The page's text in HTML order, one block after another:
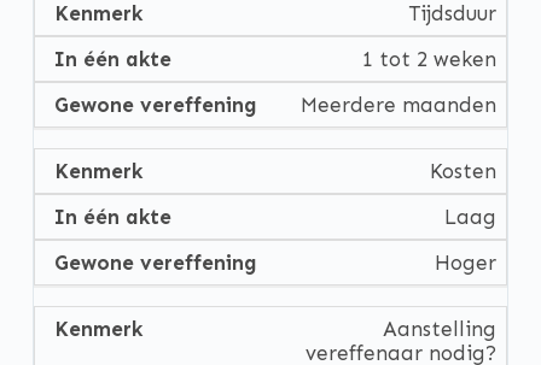
Tijdsduur
1 tot 2 weken
Meerdere maanden
Kosten
Laag
Hoger
Aanstelling
vereffenaar nodig?